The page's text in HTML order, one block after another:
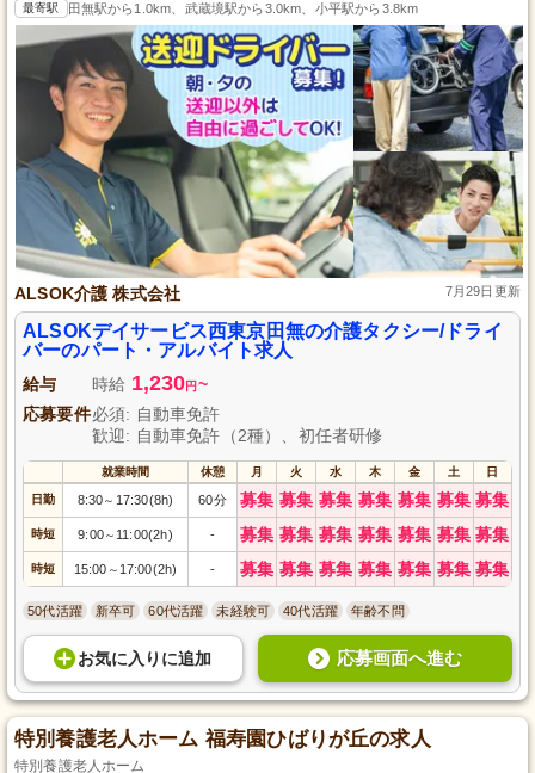
最寄駅 田無駅から1.0km、武蔵境駅から3.0km、小平駅から3.8km
ALSOK介護 株式会社 7月29日更新
ALSOKデイサービス西東京田無の介護タクシー/ドライ
バーのパート・アルバイト求人
給与 時給 1,230円 ~
応募要件必須: 自動車免許
歓迎: 自動車免許（2種）、初任者研修
就業時間 休憩 月 火 水 木 金 土 日
日勤 8:30～ 17:30(8h) 60分 募集 募集 募集 募集 募集 募集 募集
時短 9:00～ 11:00(2h) - 募集 募集 募集 募集 募集 募集 募集
時短 15:00 ～ 17:00(2h) - 募集 募集 募集 募集 募集 募集 募集
50代活躍 新卒可 60代活躍 未経験可 40代活躍 年齢不問
お気に入り に追加 応募画面へ進む
特別養護老人ホーム 福寿園ひばりが丘の求人
特別養護老人ホーム